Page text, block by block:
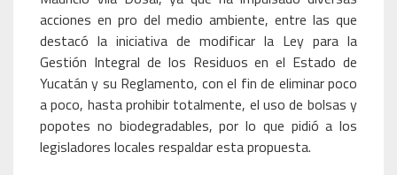
acciones en pro del medio ambiente, entre las que
destacó la iniciativa de modificar la Ley para la
Gestión Integral de los Residuos en el Estado de
Yucatán y su Reglamento, con el fin de eliminar poco
a poco, hasta prohibir totalmente, el uso de bolsas y
popotes no biodegradables, por lo que pidió a los
legisladores locales respaldar esta propuesta.